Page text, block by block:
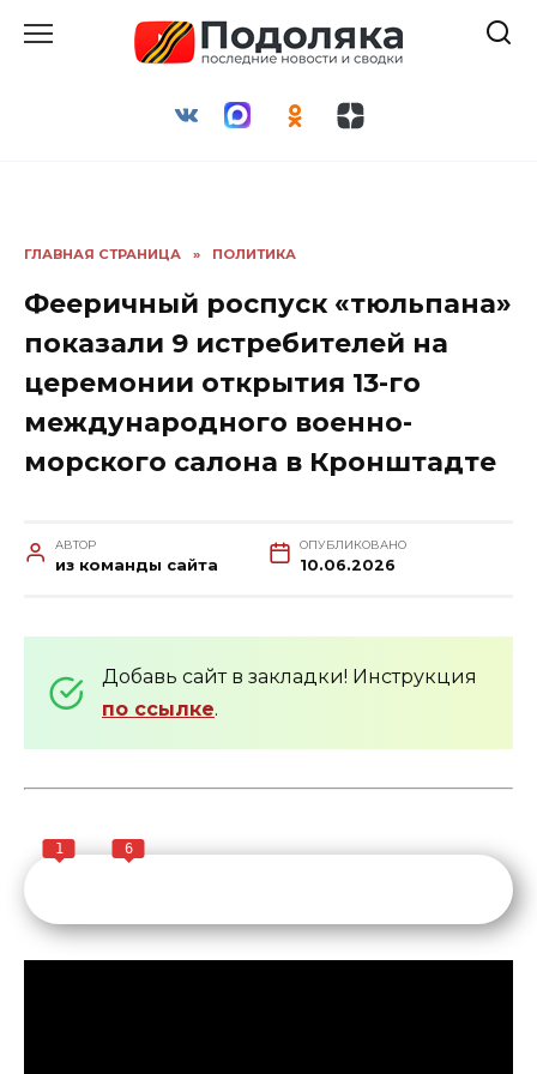
ГЛАВНАЯ СТРАНИЦА » ПОЛИТИКА
Фееричный роспуск «тюльпана»
показали 9 истребителей на
церемонии открытия 13-го
международного военно-
морского салона в Кронштадте
АВТОР
из команды сайта
ОПУБЛИКОВАНО
10.06.2026
Добавь сайт в закладки! Инструкция
по ссылке.
1 6